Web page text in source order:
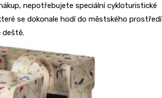
nepotřebujete speciální cykloturistické
se dokonale hodí do městského prostředí
deště.